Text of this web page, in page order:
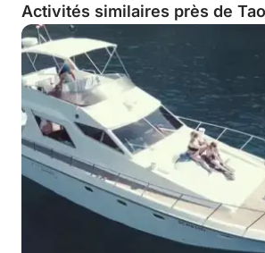
Activités similaires près de